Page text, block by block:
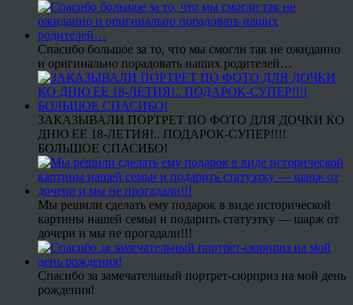
Спасибо большое за то, что мы смогли так не ожиданно
и оригинально порадовать наших родителей…
ЗАКАЗЫВАЛИ ПОРТРЕТ ПО ФОТО ДЛЯ ДОЧКИ КО
ДНЮ ЕЕ 18-ЛЕТИЯ!.. ПОДАРОК-СУПЕР!!!!
БОЛЬШОЕ СПАСИБО!
Мы решили сделать ему подарок в виде исторической
картины нашей семьи и подарить статуэтку — шарж от
дочери и мы не прогадали!!!
Спасибо за замечательный портрет-сюрприз на мой день
рождения!